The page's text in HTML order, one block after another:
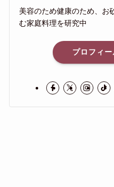
美容のため健康のため、お
む家庭料理を研究中
プロフィ